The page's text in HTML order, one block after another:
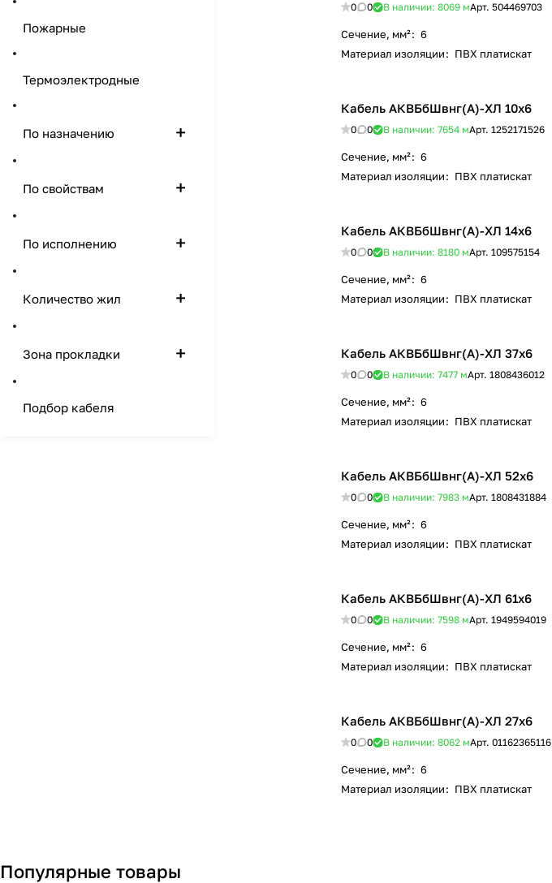
0 0 В наличии: 8069 мАрт. 504469703
Сечение, мм²: 6
Материал изоляции: ПВХ платискат
Кабель АКВБбШвнг(А)-ХЛ 10х6
0 0 В наличии: 7654 мАрт. 1252171526
Сечение, мм²: 6
Материал изоляции: ПВХ платискат
Кабель АКВБбШвнг(А)-ХЛ 14х6
0 0 В наличии: 8180 мАрт. 109575154
Сечение, мм²: 6
Материал изоляции: ПВХ платискат
Кабель АКВБбШвнг(А)-ХЛ 37х6
0 0 В наличии: 7477 мАрт. 1808436012
Сечение, мм²: 6
Материал изоляции: ПВХ платискат
Кабель АКВБбШвнг(А)-ХЛ 52х6
0 0 В наличии: 7983 мАрт. 1808431884
Сечение, мм²: 6
Материал изоляции: ПВХ платискат
Кабель АКВБбШвнг(А)-ХЛ 61х6
0 0 В наличии: 7598 мАрт. 1949594019
Сечение, мм²: 6
Материал изоляции: ПВХ платискат
Кабель АКВБбШвнг(А)-ХЛ 27х6
0 0 В наличии: 8062 мАрт. 01162365116
Сечение, мм²: 6
Материал изоляции: ПВХ платискат
Популярные товары
Пожарные
Термоэлектродные
По назначению
По свойствам
По исполнению
Количество жил
Зона прокладки
Подбор кабеля